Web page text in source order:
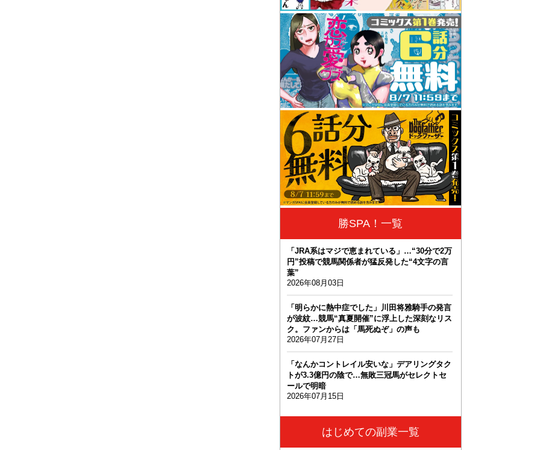
勝SPA！一覧
「JRA系はマジで恵まれている」…“30分で2万
円”投稿で競馬関係者が猛反発した“4文字の言
葉”
2026年08月03日
「明らかに熱中症でした」川田将雅騎手の発言
が波紋…競馬“真夏開催”に浮上した深刻なリス
ク。ファンからは「馬死ぬぞ」の声も
2026年07月27日
「なんかコントレイル安いな」デアリングタク
トが3.3億円の陰で…無敗三冠馬がセレクトセ
ールで明暗
2026年07月15日
はじめての副業一覧